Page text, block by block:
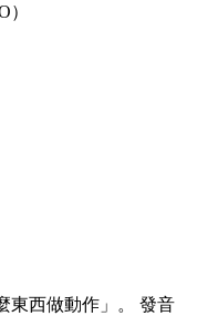
東西做動作」。 發音